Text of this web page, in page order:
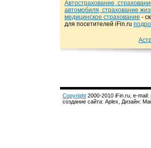
Автострахование,
автомобиля, страхование
медицинское страхование -
для посетителей iFin.ru
Copyright 2000-2010 iFin.ru, e-mail:
создание сайта: Aplex, Дизайн: